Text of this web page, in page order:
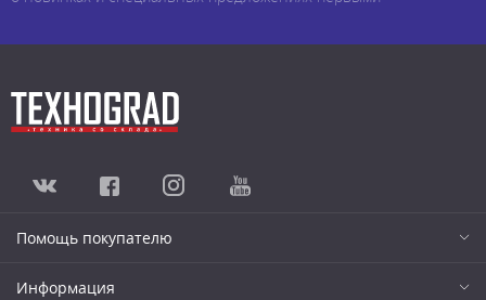
Помощь покупателю
Информация